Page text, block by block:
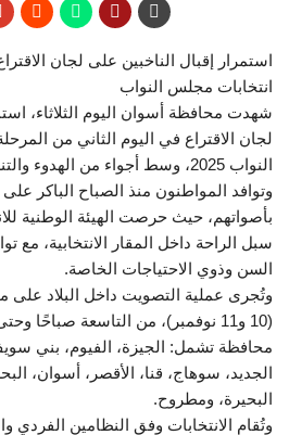
استمرار إقبال الناخبين على لجان
انتخابات مجلس النواب
شهدت محافظة أسوان اليوم الثلاثاء،
لجان الاقتراع في اليوم الثاني من
النواب 2025، وسط أجواء من الهدوء والتنظيم.
وتوافد المواطنون منذ الصباح الباكر
بأصواتهم، حيث حرصت الهيئة الوطنية
سبل الراحة داخل المقار الانتخابية، مع
السن وذوي الاحتياجات الخاصة.
وتُجرى عملية التصويت داخل البلاد على
محافظة تشمل: الجيزة، الفيوم، بني
الجديد، سوهاج، قنا، الأقصر، أسوان،
البحيرة، ومطروح.
وتُقام الانتخابات وفق النظامين الفردي